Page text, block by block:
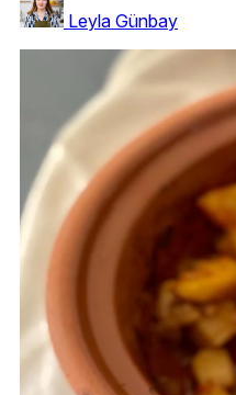
Leyla Günbay